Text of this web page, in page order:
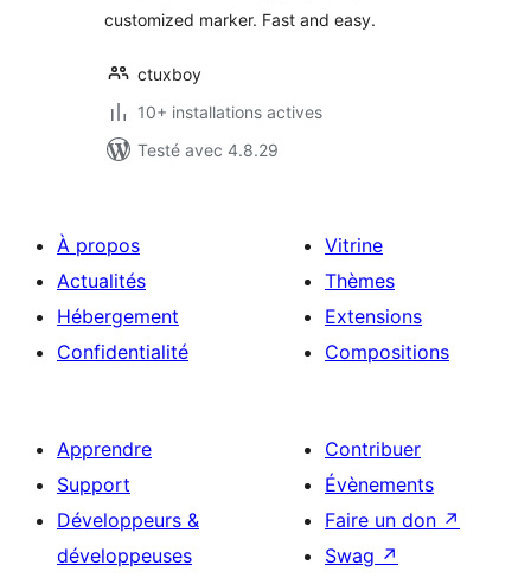
customized marker. Fast and easy.
ctuxboy
10+ installations actives
Testé avec 4.8.29
À propos
Actualités
Hébergement
Confidentialité
Vitrine
Thèmes
Extensions
Compositions
Apprendre
Support
Développeurs &
développeuses
Contribuer
Évènements
Faire un don ↗
Swag ↗